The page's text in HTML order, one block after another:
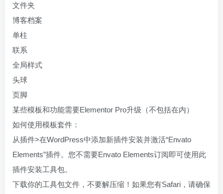
文件夹
博客档案
单柱
联系
全局样式
头球
页脚
某些模板和功能需要Elementor Pro升级（不包括在内）
如何使用模板套件：
从插件>在WordPress中添加新插件安装并激活“Envato
Elements”插件。您不需要Envato Elements订阅即可使用此
插件安装工具包。
下载你的工具包文件，不要解压缩！如果您有Safari，请确保